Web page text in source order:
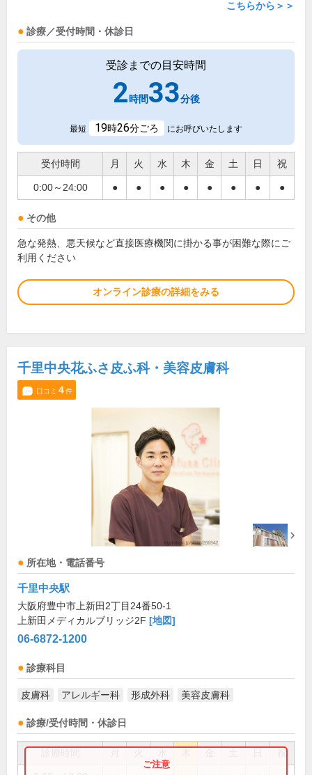
こちらから＞＞
診療／受付時間・休診日
受診までの目安時間
2時間33分後
最短 19時26分ごろ にお呼びいたします
受付時間 月 火 水 木 金 土 日 祝
0:00～24:00 ● ● ● ● ● ● ● ●
その他
急な発熱、悪天候など直接医療機関に掛かる事が困難な際にご
利用ください
オンライン診療の詳細をみる
千里中央花ふさ皮ふ科・美容皮膚科
口コミ 4件
所在地・電話番号
千里中央駅
大阪府豊中市上新田2丁目24番50-1
上新田メディカルブリッジ2F [地図]
06-6872-1200
診療科目
皮膚科 アレルギー科 形成外科 美容皮膚科
診療/受付時間・休診日
祝